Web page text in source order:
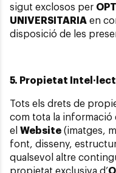
sigut exclosos per
UNIVERSITARIA en
disposició de les
5. Propietat
Tots els drets de
com tota la informació
el Website (imatges,
font, disseny,
qualsevol altre